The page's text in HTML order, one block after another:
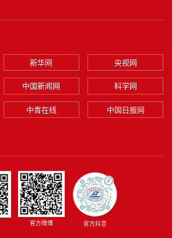
新华网 央视网
中国新闻网 科学网
中青在线 中国日报网
官方微博 官方抖音